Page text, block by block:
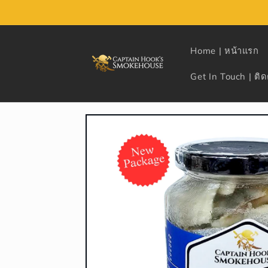
Home | หน้าแรก
Get In Touch | ติด
Skip to
information